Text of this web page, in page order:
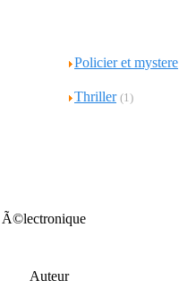
Policier et mystere
Thriller (1)
Ã©lectronique
Auteur